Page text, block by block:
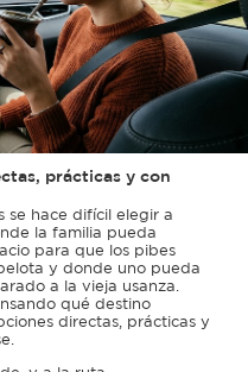
prácticas y con
se hace difícil elegir a
la familia pueda
para que los pibes
y donde uno pueda
a la vieja usanza.
qué destino
directas, prácticas y